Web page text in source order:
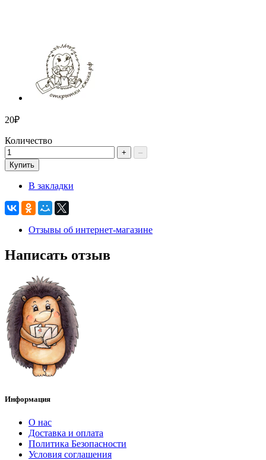
20₽
Количество
+
–
Купить
В закладки
Отзывы об интернет-магазине
Написать отзыв
Информация
О нас
Доставка и оплата
Политика Безопасности
Условия соглашения